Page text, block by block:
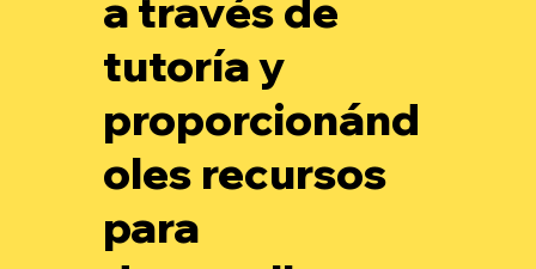
a través de
tutoría y
proporcionánd
oles recursos
para